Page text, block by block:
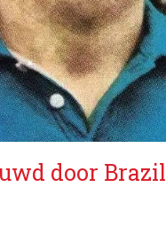
door